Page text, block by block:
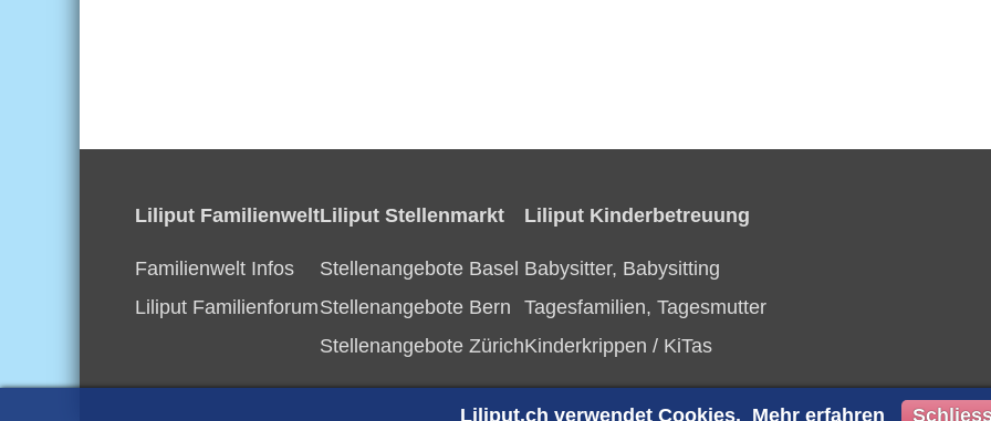
Liliput Familienwelt
Familienwelt Infos
Liliput Familienforum
Liliput Stellenmarkt
Stellenangebote Basel
Stellenangebote Bern
Stellenangebote Zürich
Liliput Kinderbetreuung
Babysitter, Babysitting
Tagesfamilien, Tagesmutter
Kinderkrippen / KiTas
Liliput.ch verwendet Cookies. Mehr erfahren